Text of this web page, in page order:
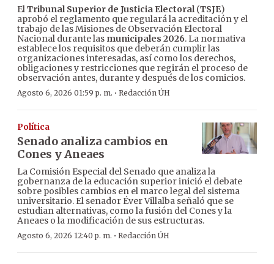
ElTribunal Superior de Justicia Electoral(TSJE)
aprobó el reglamento que regulará la acreditación y el
trabajo de las Misiones de Observación Electoral
Nacional durante las municipales 2026. La normativa
establece los requisitos que deberán cumplir las
organizaciones interesadas, así como los derechos,
obligaciones y restricciones que regirán el proceso de
observación antes, durante y después de los comicios.
Agosto 6, 2026 01:59 p. m. · Redacción ÚH
Política
Senado analiza cambios en
Cones y Aneaes
La Comisión Especial del Senado que analiza la
gobernanza de la educación superior inició el debate
sobre posibles cambios en el marco legal del sistema
universitario. El senador Éver Villalba señaló que se
estudian alternativas, como la fusión del Cones y la
Aneaes o la modificación de sus estructuras.
Agosto 6, 2026 12:40 p. m. · Redacción ÚH